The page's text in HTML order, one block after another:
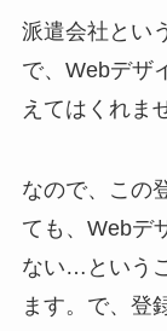
派遣会社とい
で、Webデザ
えてはくれま
なので、この
ても、Webデ
ない…という
ます。で、登